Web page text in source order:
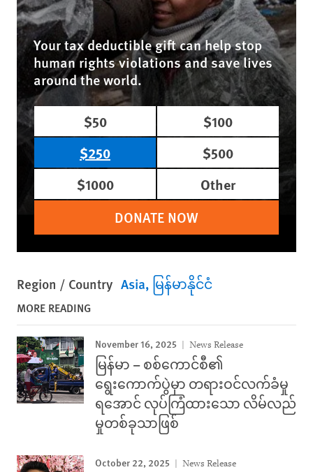
Your tax deductible gift can help stop
human rights violations and save lives
around the world.
$50
$100
$250
$500
$1000
Other
DONATE NOW
Region / Country Asia မြန်မာနိုင်ငံ
MORE READING
November 16, 2025 News Release
မြန်မာ – စစ်ကောင်စီ၏
ရွေးကောက်ပွဲမှာ တရားဝင်လက်ခံမှု
ရအောင် လုပ်ကြံထားသော လိမ်လည်
မှုတစ်ခုသာဖြစ်
October 22, 2025 News Release